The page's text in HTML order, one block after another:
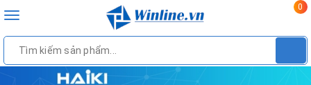
Toggle
0